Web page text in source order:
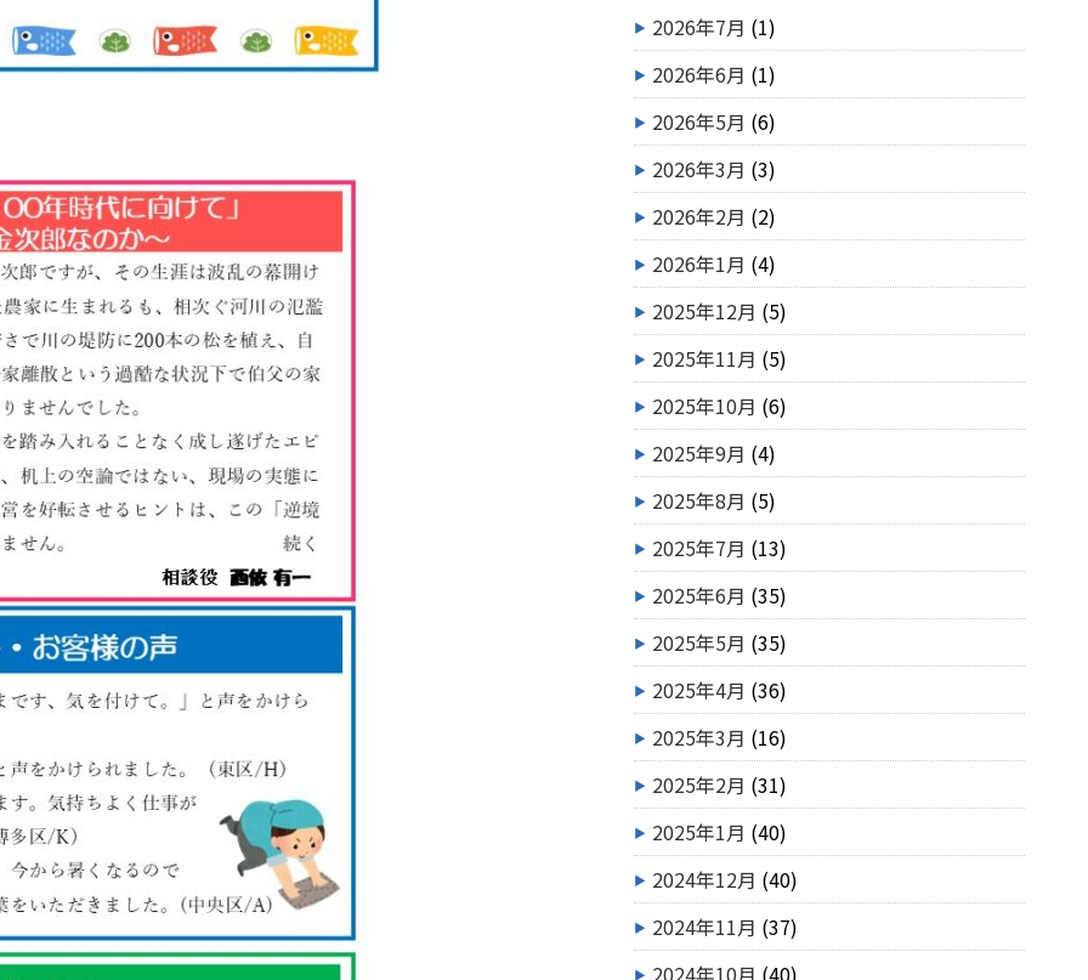
2026年7月 (1)
2026年6月 (1)
2026年5月 (6)
2026年3月 (3)
2026年2月 (2)
2026年1月 (4)
2025年12月 (5)
2025年11月 (5)
2025年10月 (6)
2025年9月 (4)
2025年8月 (5)
2025年7月 (13)
2025年6月 (35)
2025年5月 (35)
2025年4月 (36)
2025年3月 (16)
2025年2月 (31)
2025年1月 (40)
2024年12月 (40)
2024年11月 (37)
2024年10月 (40)